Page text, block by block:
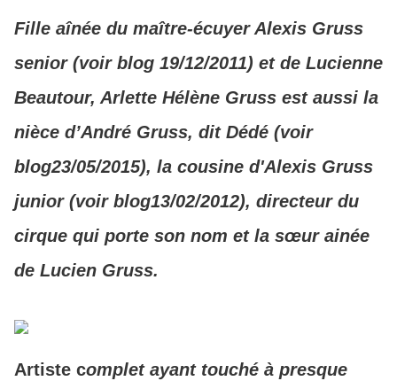
Fille aînée du maître-écuyer Alexis Gruss
senior (voir blog 19/12/2011) et de Lucienne
Beautour, Arlette Hélène Gruss est aussi la
nièce d’André Gruss, dit Dédé (voir
blog23/05/2015), la cousine d'Alexis Gruss
junior (voir blog13/02/2012), directeur du
cirque qui porte son nom et la sœur ainée
de Lucien Gruss.
Artiste complet ayant touché à presque